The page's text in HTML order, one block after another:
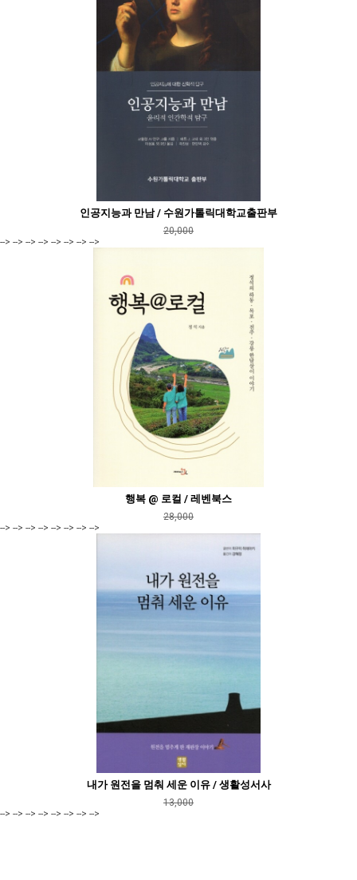
인공지능과 만남 / 수원가톨릭대학교출판부
20,000
--> --> --> --> --> --> --> -->
행복 @ 로컬 / 레벤북스
28,000
--> --> --> --> --> --> --> -->
내가 원전을 멈춰 세운 이유 / 생활성서사
13,000
--> --> --> --> --> --> --> -->